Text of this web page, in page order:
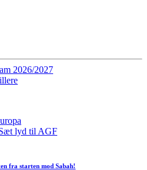
2026/2027
lyd til AGF
fra starten mod Sabah!